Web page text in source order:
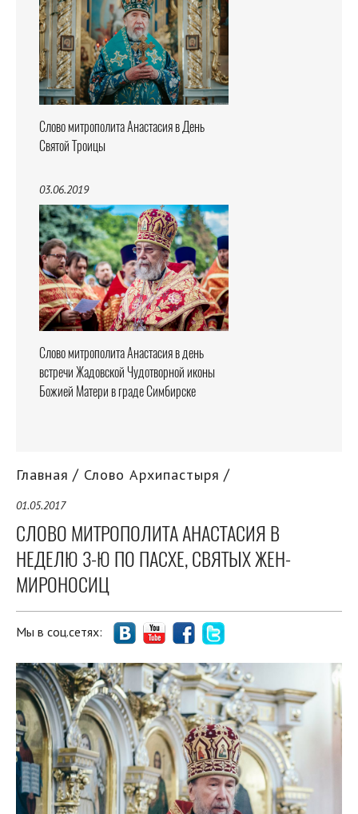
Слово митрополита Анастасия в День
Святой Троицы
03.06.2019
Слово митрополита Анастасия в день
встречи Жадовской Чудотворной иконы
Божией Матери в граде Симбирске
Главная Слово Архипастыря
01.05.2017
СЛОВО МИТРОПОЛИТА АНАСТАСИЯ В
НЕДЕЛЮ 3-Ю ПО ПАСХЕ, СВЯТЫХ ЖЕН-
МИРОНОСИЦ
Мы в соц.сетях: